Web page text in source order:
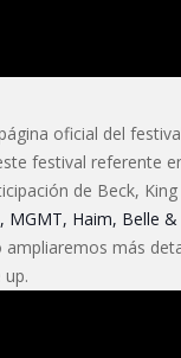
oficial del
festival referente
de Beck,
MGMT, Haim, Belle
ampliaremos más